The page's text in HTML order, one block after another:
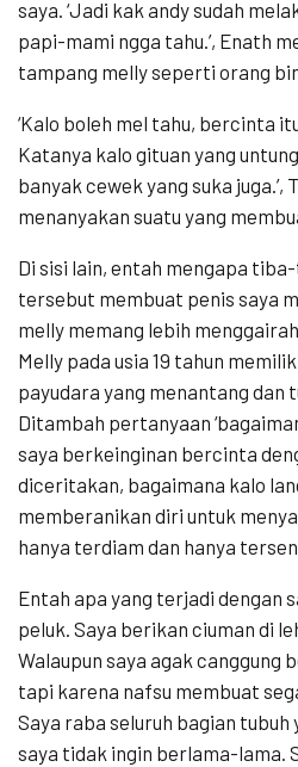
saya. ‘Jadi kak andy sudah
papi-mami ngga tahu.’, Enath
tampang melly seperti orang
‘Kalo boleh mel tahu, bercinta
Katanya kalo gituan yang
banyak cewek yang suka
menanyakan suatu yang
Di sisi lain, entah mengapa
tersebut membuat penis saya
melly memang lebih
Melly pada usia 19 tahun
payudara yang menantang dan
Ditambah pertanyaan
saya berkeinginan bercinta
diceritakan, bagaimana kalo
memberanikan diri untuk
hanya terdiam dan hanya
Entah apa yang terjadi dengan
peluk. Saya berikan ciuman di
Walaupun saya agak canggung
tapi karena nafsu membuat
Saya raba seluruh bagian
saya tidak ingin berlama-lama.